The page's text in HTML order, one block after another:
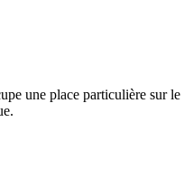
une place particulière sur